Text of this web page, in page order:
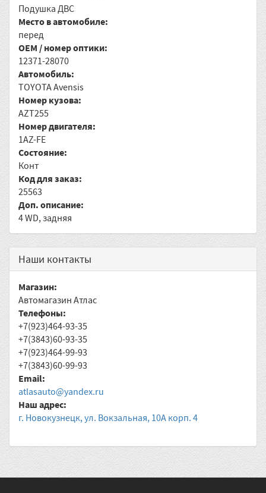
Подушка ДВС
Место в автомобиле:
перед
OEM / номер оптики:
12371-28070
Автомобиль:
TOYOTA Avensis
Номер кузова:
AZT255
Номер двигателя:
1AZ-FE
Состояние:
Конт
Код для заказ:
25563
Доп. описание:
4 WD, задняя
Наши контакты
Магазин:
Автомагазин Атлас
Телефоны:
+7(923)464-93-35
+7(3843)60-93-35
+7(923)464-99-93
+7(3843)60-99-93
Email:
atlasauto@yandex.ru
Наш адрес:
г. Новокузнецк, ул. Вокзальная, 10А корп. 4